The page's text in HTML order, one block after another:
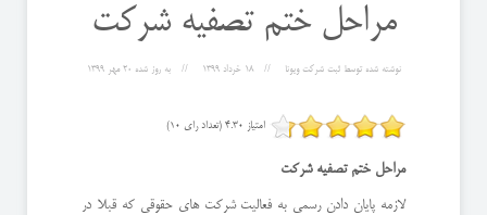
مراحل ختم تصفیه شرکت
نوشته شده توسطثبت شرکت ویونا 18 خرداد 1399 به روز شده 20 مهر 1399
امتیاز 4.30 (تعداد رای 10)
مراحل ختم تصفیه شرکت
لازمه پایان دادن رسمی به فعالیت شرکت های حقوقی که قبلا در